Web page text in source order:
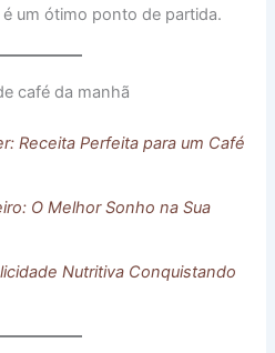
um ótimo ponto de partida.
café da manhã
Receita Perfeita para um Café
O Melhor Sonho na Sua
Nutritiva Conquistando